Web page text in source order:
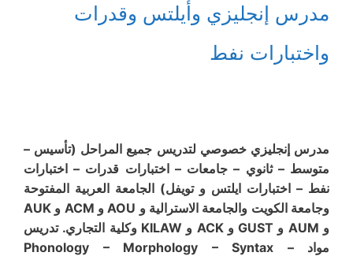
مدرس إنجليزي وأيلتس وقدرات
واختبارات نفط
مدرس إنجليزي خصوصي لتدريس جميع المراحل (تأسيس –
متوسط – ثانوي – جامعات – اختبارات قدرات – اختبارات
نفط – اختبارات ايلتس و تويفل) الجامعة العربية المفتوحة
وجامعة الكويت والجامعة الاسترالية و AOU و ACM و AUK
و AUM و GUST و ACK و KILAW وكلية التجاري. تدريس
مواد Phonology – Morphology – Syntax –